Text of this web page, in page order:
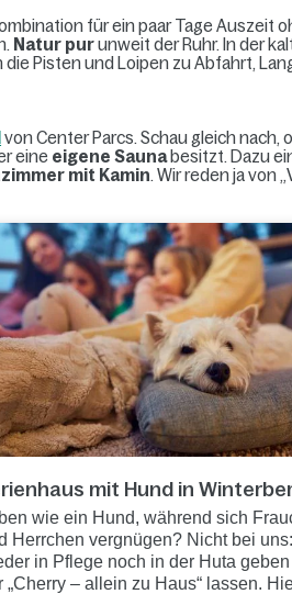
für ein paar Tage Auszeit
Natur purunweit der Ruhr. In der
Pisten und Loipen zu Abfahrt,
von Center Parcs. Schau gleich nach,
eine eigene Saunabesitzt. Dazu
mit Kamin. Wir reden ja von
mit Hund in
wie ein Hund, während sich
Herrchen vergnügen? Nicht bei uns:
in Pflege noch in der Huta
„Cherry – allein zu Haus“ lassen.